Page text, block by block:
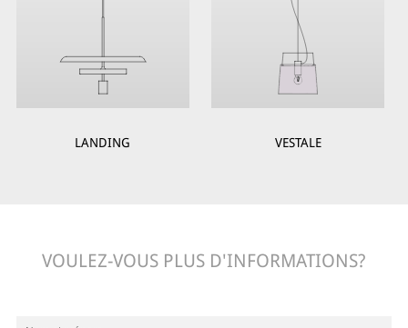
LANDING VESTALE
VOULEZ-VOUS PLUS D'INFORMATIONS?